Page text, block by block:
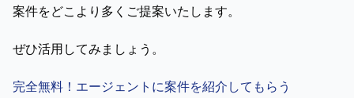
案件をどこより多くご提案いたします。
ぜひ活用してみましょう。
完全無料！エージェントに案件を紹介してもらう